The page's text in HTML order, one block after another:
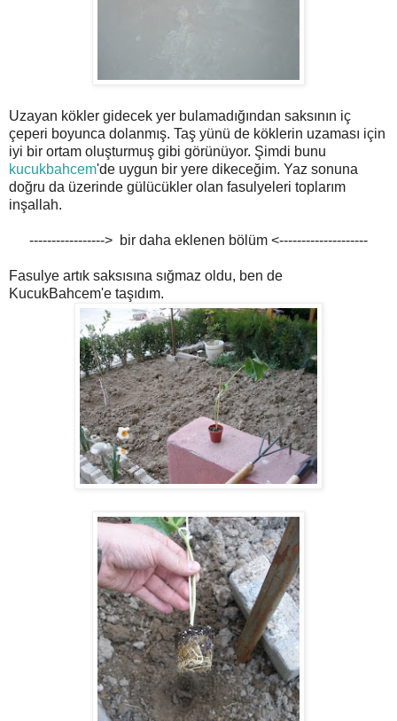
Uzayan kökler gidecek yer bulamadığından saksının iç
çeperi boyunca dolanmış. Taş yünü de köklerin uzaması için
iyi bir ortam oluşturmuş gibi görünüyor. Şimdi bunu
kucukbahcem'de uygun bir yere dikeceğim. Yaz sonuna
doğru da üzerinde gülücükler olan fasulyeleri toplarım
inşallah.
-----------------> bir daha eklenen bölüm <--------------------
Fasulye artık saksısına sığmaz oldu, ben de
KucukBahcem'e taşıdım.